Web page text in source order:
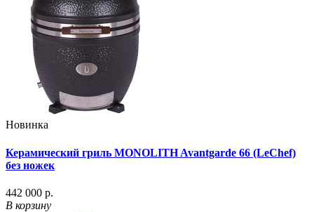
Новинка
Керамический гриль MONOLITH Avantgarde 66 (LeChef)
без ножек
442 000 р.
В корзину